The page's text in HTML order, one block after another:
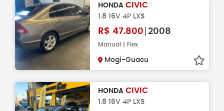
HONDA CIVIC
1.8 16V 4P LXS
R$ 47.800 2008
Manual | Flex
Mogi-Guacu
HONDA CIVIC
1.8 16V 4P LXS